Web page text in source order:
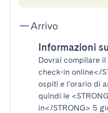
Arrivo
Informazioni
Dovrai compilare il
check-in online</
ospiti e l'orario di
quindi le
in</STRONG> 5